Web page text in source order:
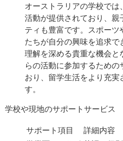
オーストラリアの学校で
活動が提供されており、
ティも豊富です。スポー
たちが自分の興味を追求
理解を深める貴重な機会
らの活動に参加するため
おり、留学生活をより充実
す。
学校や現地のサポートサービス
サポート項目
詳細内容